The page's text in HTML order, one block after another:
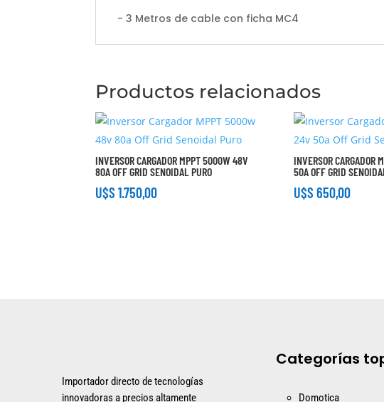
- 3 Metros de cable con ficha MC4
Productos relacionados
INVERSOR CARGADOR MPPT 5000W 48V
80A OFF GRID SENOIDAL PURO
U$S 1.750,00
INVERSOR CARGADOR
50A OFF GRID
U$S 650,00
Importador directo de tecnologías
innovadoras a precios altamente
Categorías
Domotica